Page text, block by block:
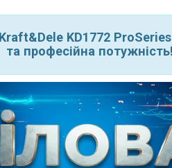
KD1772
та професійна потужність!